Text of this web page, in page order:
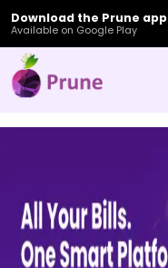
Download the Prune app
Available on Google Play